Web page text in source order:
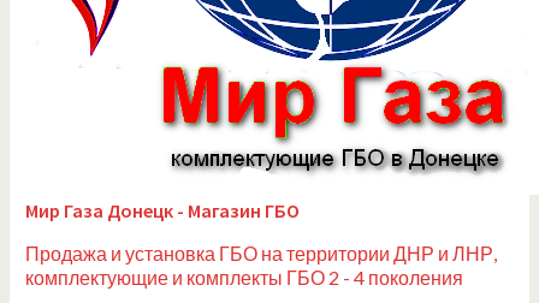
Мир Газа Донецк - Магазин ГБО
Продажа и установка ГБО на территории ДНР и ЛНР,
комплектующие и комплекты ГБО 2 - 4 поколения